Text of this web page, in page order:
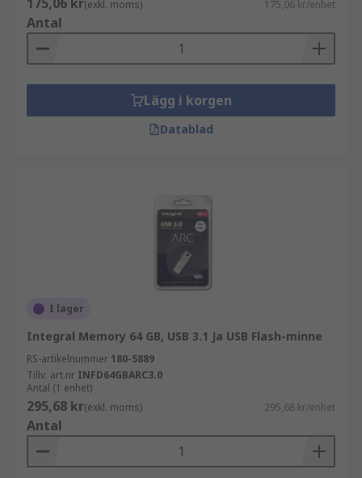
(exkl. moms) 175,06 kr/enhet
Antal
Lägg i korgen
Datablad
I lager
Integral Memory 64 GB, USB 3.1 Ja USB Flash-minne
RS-artikelnummer 180-5889
Tillv. art.nr INFD64GBARC3.0
Antal (1 enhet)
295,68 kr(exkl. moms) 295,68 kr/enhet
Antal